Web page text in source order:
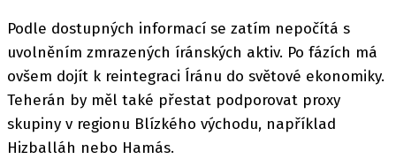
Podle dostupných informací se zatím nepočítá s
uvolněním zmrazených íránských aktiv. Po fázích má
ovšem dojít k reintegraci Íránu do světové ekonomiky.
Teherán by měl také přestat podporovat proxy
skupiny v regionu Blízkého východu, například
Hizballáh nebo Hamás.